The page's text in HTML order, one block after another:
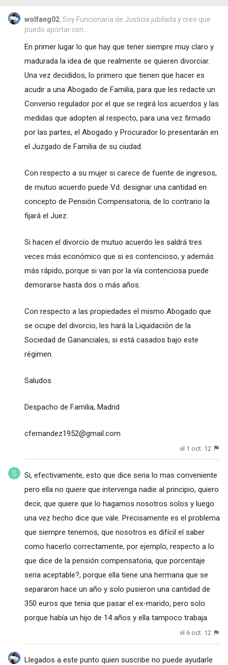
wolfang02, Soy Funcionaria de Justicia jubilada y creo que
puedo aportar con...
En primer lugar lo que hay que tener siempre muy claro y
madurada la idea de que realmente se quieren divorciar.
Una vez decididos, lo primero que tienen que hacer es
acudir a una Abogado de Familia, para que les redacte un
Convenio regulador por el que se regirá los acuerdos y las
medidas que adopten al respecto, para una vez firmado
por las partes, el Abogado y Procurador lo presentarán en
el Juzgado de Familia de su ciudad.
Con respecto a su mujer si carece de fuente de ingresos,
de mutuo acuerdo puede Vd. designar una cantidad en
concepto de Pensión Compensatoria, de lo contrario la
fijará el Juez.
Si hacen el divorcio de mutuo acuerdo les saldrá tres
veces más económico que si es contencioso, y además
más rápido, porque si van por la vía contenciosa puede
demorarse hasta dos o más años.
Con respecto a las propiedades el mismo Abogado que
se ocupe del divorcio, les hará la Liquidación de la
Sociedad de Gananciales, si está casados bajo este
régimen.
Saludos
Despacho de Familia, Madrid
cfernandez1952@gmail.com
el 1 oct. 12
Si, efectivamente, esto que dice seria lo mas conveniente
pero ella no quiere que intervenga nadie al principio, quiero
decir, que quiere que lo hagamos nosotros solos y luego
una vez hecho dice que vale. Precisamente es el problema
que siempre tenemos, que nosotros es difícil el saber
como hacerlo correctamente, por ejemplo, respecto a lo
que dice de la pensión compensatoria, que porcentaje
seria aceptable?, porque ella tiene una hermana que se
separaron hace un año y solo pusieron una cantidad de
350 euros que tenia que pasar el ex-marido, pero solo
porque había un hijo de 14 años y ella tampoco trabaja.
el 6 oct. 12
Llegados a este punto quien suscribe no puede ayudarle